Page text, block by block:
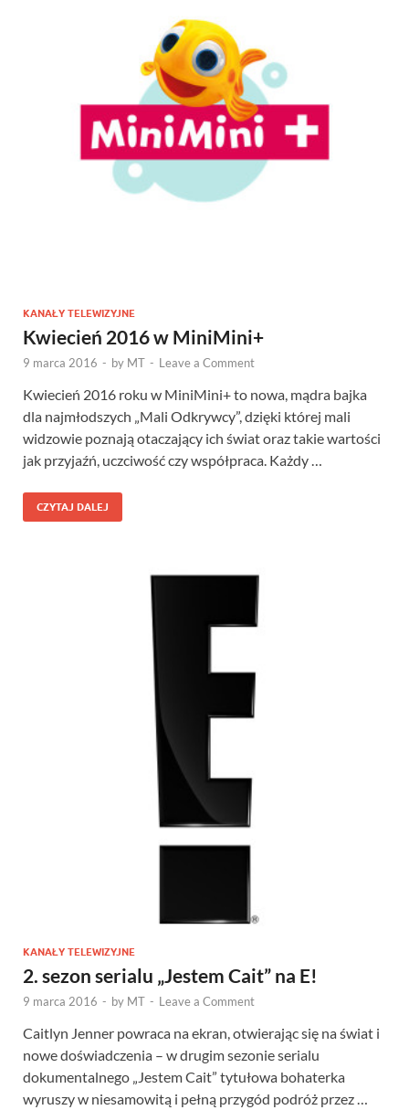
KANAŁY TELEWIZYJNE
Kwiecień 2016 w MiniMini+
9 marca 2016 - by MT - Leave a Comment
Kwiecień 2016 roku w MiniMini+ to nowa, mądra bajka
dla najmłodszych „Mali Odkrywcy”, dzięki której mali
widzowie poznają otaczający ich świat oraz takie wartości
jak przyjaźń, uczciwość czy współpraca. Każdy …
CZYTAJ DALEJ
KANAŁY TELEWIZYJNE
2. sezon serialu „Jestem Cait” na E!
9 marca 2016 - by MT - Leave a Comment
Caitlyn Jenner powraca na ekran, otwierając się na świat i
nowe doświadczenia – w drugim sezonie serialu
dokumentalnego „Jestem Cait” tytułowa bohaterka
wyruszy w niesamowitą i pełną przygód podróż przez …